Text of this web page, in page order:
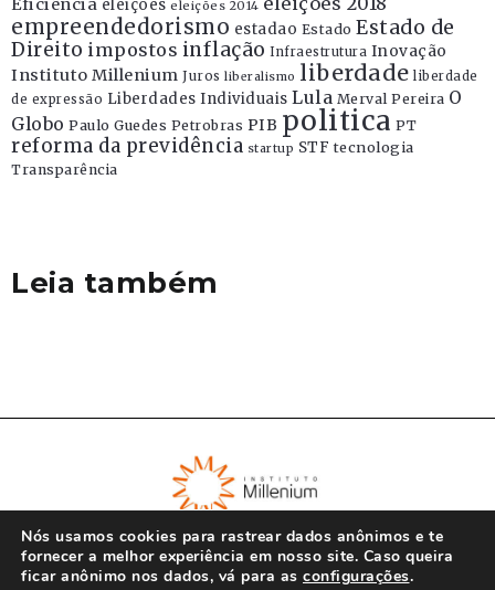
Eficiência eleições eleições 2014
empreendedorismo estadao Estado Estado de
Direito impostos inflação Infraestrutura Inovação
Instituto Millenium Juros liberalismo liberdade liberdade
de expressão Liberdades Individuais Lula Merval Pereira O
Globo Paulo Guedes Petrobras PIB politica PT
reforma da previdência startup STF tecnologia
Transparência
Leia também
Nós usamos cookies para rastrear dados anônimos e te
fornecer a melhor experiência em nosso site. Caso queira
ficar anônimo nos dados, vá para as configurações.